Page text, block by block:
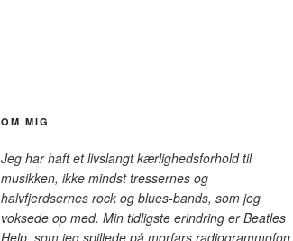
OM MIG
Jeg har haft et livslangt kærlighedsforhold til
musikken, ikke mindst tressernes og
halvfjerdsernes rock og blues-bands, som jeg
voksede op med. Min tidligste erindring er Beatles